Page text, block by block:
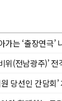
는 ‘출장연극’
위(전남광주)’ 전
당선인 간담회’